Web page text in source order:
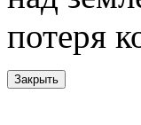
потеря
Закрыть